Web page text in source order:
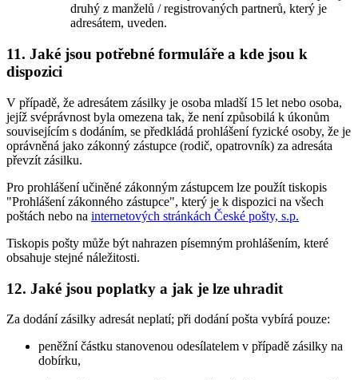
druhý z manželů / registrovaných partnerů, který je
adresátem, uveden.
11. Jaké jsou potřebné formuláře a kde jsou k
dispozici
V případě, že adresátem zásilky je osoba mladší 15 let nebo osoba,
jejíž svéprávnost byla omezena tak, že není způsobilá k úkonům
souvisejícím s dodáním, se předkládá prohlášení fyzické osoby, že je
oprávněná jako zákonný zástupce (rodič, opatrovník) za adresáta
převzít zásilku.
Pro prohlášení učiněné zákonným zástupcem lze použít tiskopis
"Prohlášení zákonného zástupce", který je k dispozici na všech
poštách nebo na internetových stránkách České pošty, s.p.
Tiskopis pošty může být nahrazen písemným prohlášením, které
obsahuje stejné náležitosti.
12. Jaké jsou poplatky a jak je lze uhradit
Za dodání zásilky adresát neplatí; při dodání pošta vybírá pouze:
peněžní částku stanovenou odesílatelem v případě zásilky na
dobírku,